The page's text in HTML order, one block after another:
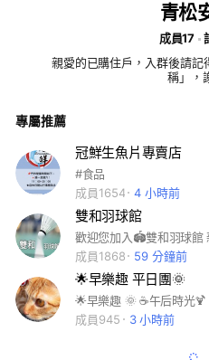
青松
成員17
親愛的已購住戶，入群後請
稱」，
專屬推薦
冠鮮生魚片專賣店
#食品
成員1654
4 小時前
雙和羽球館
成員1868
59 分鐘前
🌟早樂趣 平日團🌞
成員945
3 小時前